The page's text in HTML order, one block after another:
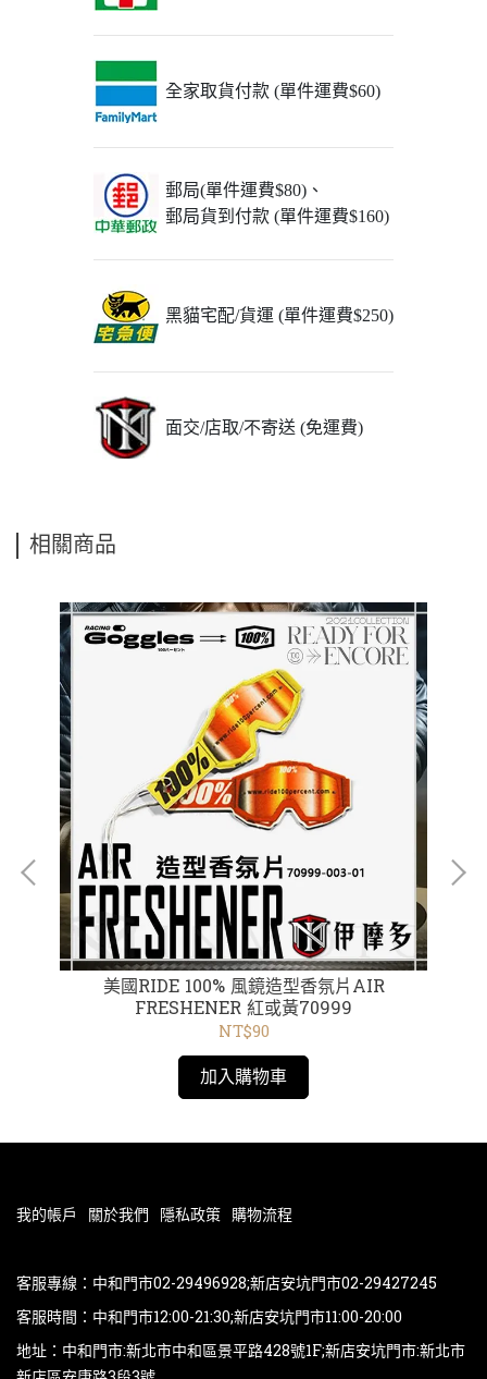
全家取貨付款 (單件運費$60)
郵局(單件運費$80)、
郵局貨到付款 (單件運費$160)
黑貓宅配/貨運 (單件運費$250)
面交/店取/不寄送 (免運費)
相關商品
美國RIDE 100% 風鏡造型香氛片AIR
FRESHENER 紅或黃70999
NT$90
加入購物車
我的帳戶 關於我們 隱私政策 購物流程
客服專線：中和門市02-29496928;新店安坑門市02-29427245
客服時間：中和門市12:00-21:30;新店安坑門市11:00-20:00
地址：中和門市:新北市中和區景平路428號1F;新店安坑門市:新北市